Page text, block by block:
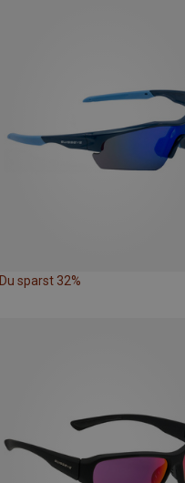
Du sparst 32%